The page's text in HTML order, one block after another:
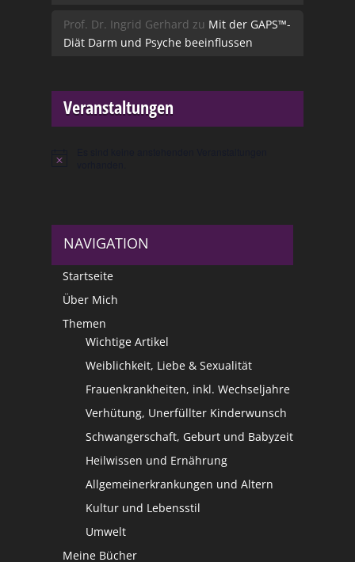
Prof. Dr. Ingrid Gerhard zu Mit der GAPS™-
Diät Darm und Psyche beeinflussen
Veranstaltungen
Hinweis
NAVIGATION
Startseite
Über Mich
Themen
Wichtige Artikel
Weiblichkeit, Liebe & Sexualität
Frauenkrankheiten, inkl. Wechseljahre
Verhütung, Unerfüllter Kinderwunsch
Schwangerschaft, Geburt und Babyzeit
Heilwissen und Ernährung
Allgemeinerkrankungen und Altern
Kultur und Lebensstil
Umwelt
Meine Bücher